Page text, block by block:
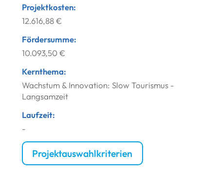
Projektkosten:
12.616,88 €
Fördersumme:
10.093,50 €
Kernthema:
Wachstum & Innovation: Slow Tourismus -
Langsamzeit
Laufzeit:
-
Projektauswahlkriterien